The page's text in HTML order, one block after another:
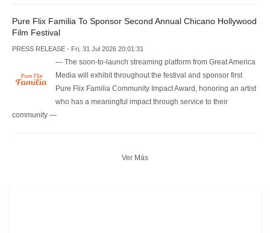
Pure Flix Familia To Sponsor Second Annual Chicano Hollywood
Film Festival
PRESS RELEASE - Fri, 31 Jul 2026 20:01:31
— The soon-to-launch streaming platform from Great America
Media will exhibit throughout the festival and sponsor first
Pure Flix Familia Community Impact Award, honoring an artist
who has a meaningful impact through service to their
community —
Ver Más